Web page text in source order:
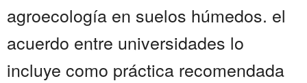
agroecología en suelos húmedos. el
acuerdo entre universidades lo
incluye como práctica recomendada